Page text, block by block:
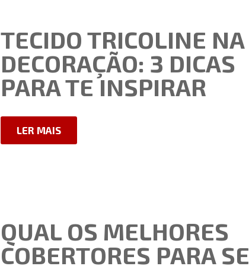
TECIDO TRICOLINE NA
DECORAÇÃO: 3 DICAS
PARA TE INSPIRAR
LER MAIS
QUAL OS MELHORES
COBERTORES PARA SE